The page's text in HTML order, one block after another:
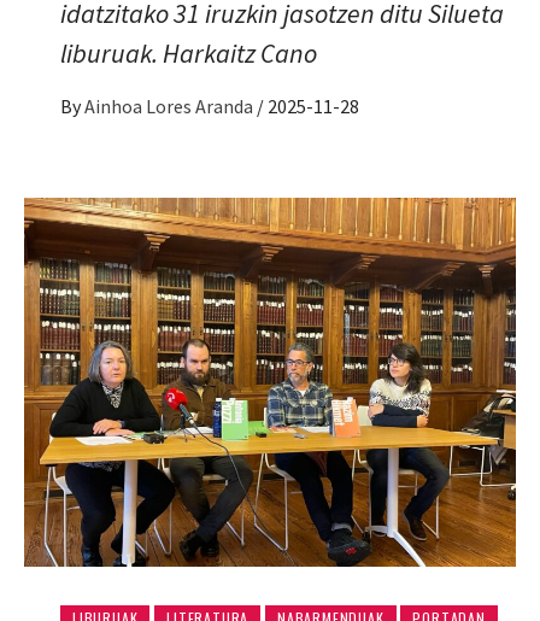
idatzitako 31 iruzkin jasotzen ditu Silueta
liburuak. Harkaitz Cano
ByAinhoa Lores Aranda / 2025-11-28